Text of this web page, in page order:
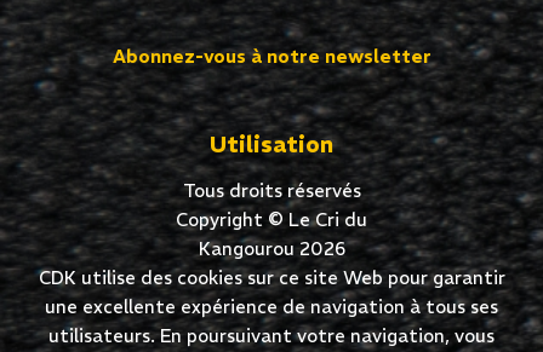
Abonnez-vous à notre newsletter
Utilisation
Tous droits réservés
Copyright © Le Cri du
Kangourou 2026
CDK utilise des cookies sur ce site Web pour garantir
une excellente expérience de navigation à tous ses
utilisateurs. En poursuivant votre navigation, vous